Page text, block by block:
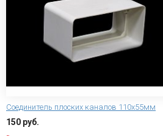
Соединитель плоских каналов 110х55мм
150 руб.